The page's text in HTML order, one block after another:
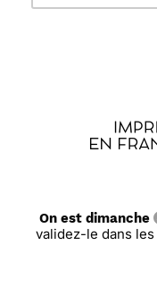
On est dimanche
validez-le dans les